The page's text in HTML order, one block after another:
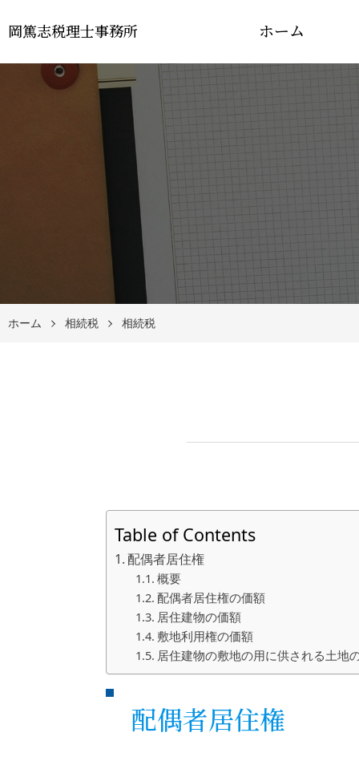
岡篤志税理士事務所 ホーム
ホーム 相続税 相続税
Table of Contents
配偶者居住権
概要
配偶者居住権の価額
居住建物の価額
敷地利用権の価額
居住建物の敷地の用に供される土地
配偶者居住権